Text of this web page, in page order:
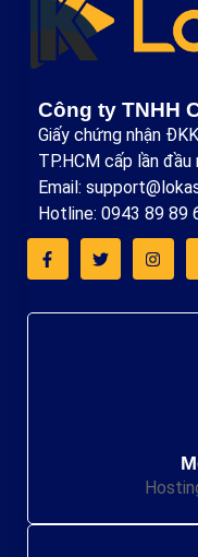
Công ty TNHH
Giấy chứng nhận
TP.HCM cấp lần
Email:
Hotline: 0943 89 89